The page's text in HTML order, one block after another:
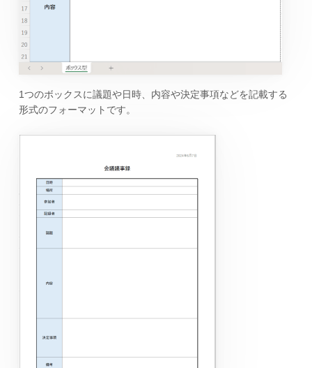
1つのボックスに議題や日時、内容や決定事項などを記載する
形式のフォーマットです。